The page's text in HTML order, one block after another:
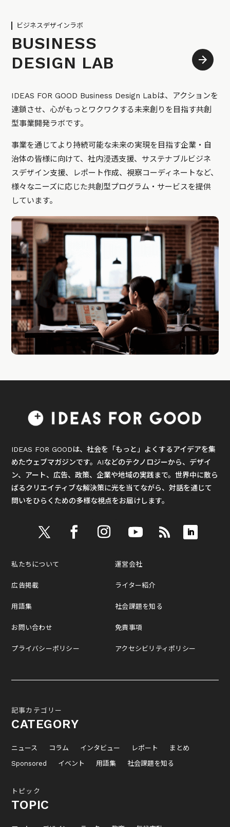
ビジネスデザインラボ
BUSINESS
DESIGN LAB
IDEAS FOR GOOD Business Design Labは、アクションを
連鎖させ、心がもっとワクワクする未来創りを目指す共創
型事業開発ラボです。
事業を通じてより持続可能な未来の実現を目指す企業・自
治体の皆様に向けて、社内浸透支援、サステナブルビジネ
スデザイン支援、レポート作成、視察コーディネートなど、
様々なニーズに応じた共創型プログラム・サービスを提供
しています。
IDEAS FOR GOODは、社会を「もっと」よくするアイデアを集
めたウェブマガジンです。AIなどのテクノロジーから、デザイ
ン、アート、広告、政策、企業や地域の実践まで。世界中に散ら
ばるクリエイティブな解決策に光を当てながら、対話を通じて
問いをひらくための多様な視点をお届けします。
私たちについて
広告掲載
用語集
お問い合わせ
プライバシーポリシー
運営会社
ライター紹介
社会課題を知る
免責事項
アクセシビリティポリシー
記事カテゴリー
CATEGORY
ニュース コラム インタビュー レポート
まとめ
Sponsored
イベント 用語集 社会課題を知る
トピック
TOPIC